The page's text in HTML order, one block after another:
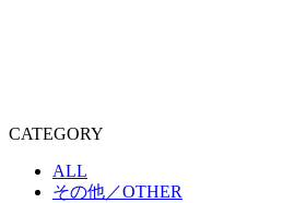
CATEGORY
ALL
その他／OTHER